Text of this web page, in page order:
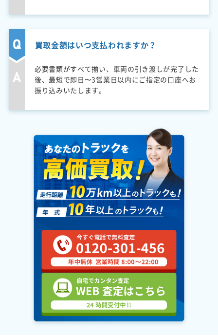
買取金額はいつ支払われますか？
必要書類がすべて揃い、車両の引き渡しが完了した
後、最短で即日〜3営業日以内にご指定の口座へお
振り込みいたします。